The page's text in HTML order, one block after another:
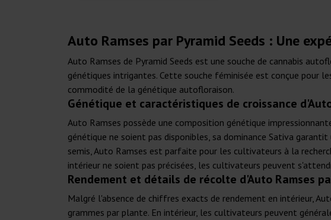
Auto Ramses par Pyramid Seeds : Une
Auto Ramses de Pyramid Seeds est une souche de cannabis
génétiques intrigantes. Cette souche féminisée est conçue pour
commodité de la génétique autofloraison.
Génétique et caractéristiques de croissance
Auto Ramses possède une composition génétique
génétique ne soient pas disponibles, sa dominance Sativa
semis, Auto Ramses est parfaite pour les cultivateurs à la
intérieur ne soient pas précisées, les cultivateurs peuvent
Rendement et détails de récolte d'Auto Ramses
Malgré l'absence de chiffres exacts de rendement en intérieur,
grammes par plante. En intérieur, les cultivateurs peuvent